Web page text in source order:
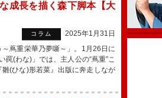
成長を描く森下脚本【大
コラム
2025年1月31日
蔦重栄華乃夢噺～」。1月26日に
(わな)」では、主人公の“蔦重”こ
(ひな)形若菜』出版に奔走しなが